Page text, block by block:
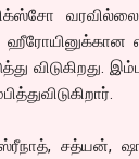
விடுகிறது.
சத்யன்,